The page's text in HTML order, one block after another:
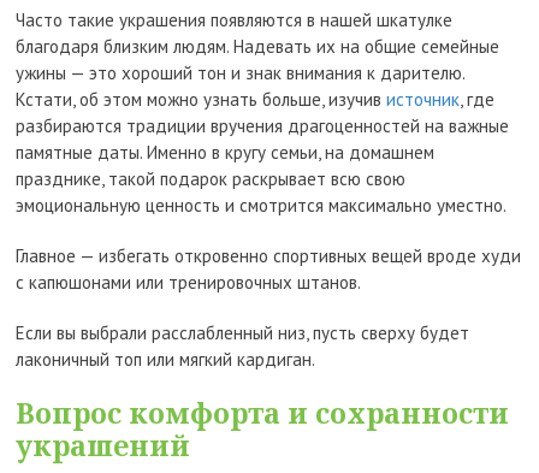
Часто такие украшения появляются в нашей шкатулке
благодаря близким людям. Надевать их на общие семейные
ужины — это хороший тон и знак внимания к дарителю.
Кстати, об этом можно узнать больше, изучивисточник , где
разбираются традиции вручения драгоценностей на важные
памятные даты. Именно в кругу семьи, на домашнем
празднике, такой подарок раскрывает всю свою
эмоциональную ценность и смотрится максимально уместно.
Главное — избегать откровенно спортивных вещей вроде худи
с капюшонами или тренировочных штанов.
Если вы выбрали расслабленный низ, пусть сверху будет
лаконичный топ или мягкий кардиган.
Вопрос комфорта и сохранности
украшений